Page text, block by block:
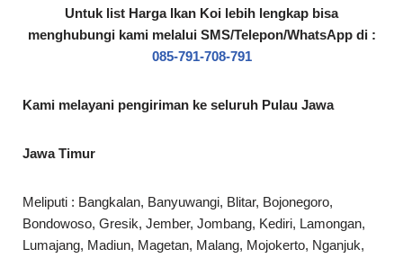
Untuk list Harga Ikan Koi lebih lengkap bisa
menghubungi kami melalui SMS/Telepon/WhatsApp di :
085-791-708-791
Kami melayani pengiriman ke seluruh Pulau Jawa
Jawa Timur
Meliputi : Bangkalan, Banyuwangi, Blitar, Bojonegoro,
Bondowoso, Gresik, Jember, Jombang, Kediri, Lamongan,
Lumajang, Madiun, Magetan, Malang, Mojokerto, Nganjuk,